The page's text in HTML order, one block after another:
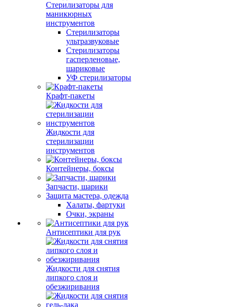
Стерилизаторы для
маникюрных
инструментов
Стерилизаторы
ультразвуковые
Стерилизаторы
гасперленовые,
шариковые
УФ стерилизаторы
Крафт-пакеты
Жидкости для
стерилизации
инструментов
Контейнеры, боксы
Запчасти, шарики
Защита мастера, одежда
Халаты, фартуки
Очки, экраны
Антисептики для рук
Жидкости для снятия
липкого слоя и
обезжиривания